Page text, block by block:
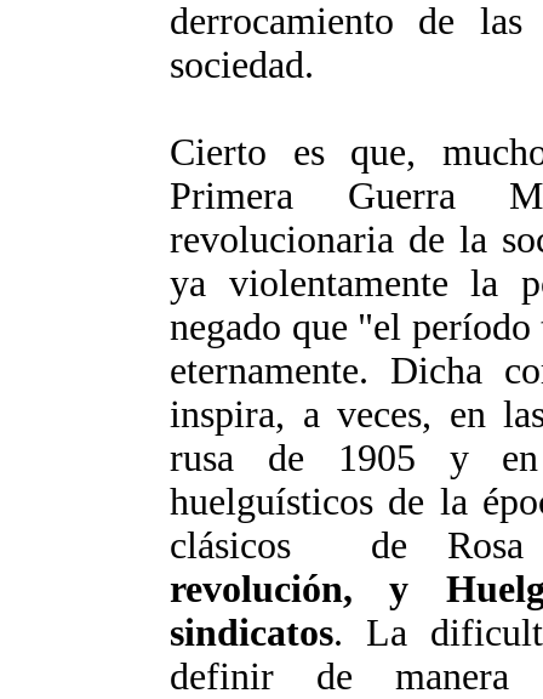
derrocamiento de
sociedad.
Cierto es que,
Primera Guerra
revolucionaria de la
ya violentamente la
negado que "el
eternamente. Dicha
inspira, a veces, en
rusa de 1905 y en
huelguísticos de la
clásicos de Rosa
revolución, y
sindicatos. La
definir de manera